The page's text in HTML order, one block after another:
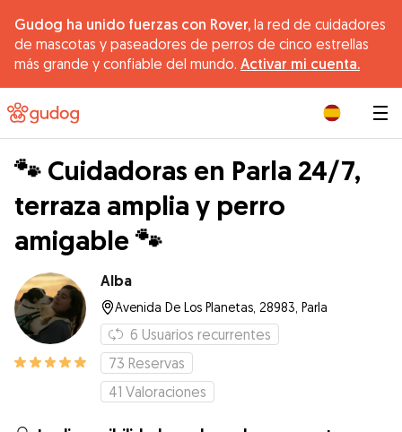
Gudog ha unido fuerzas con Rover, la red de cuidadores
de mascotas y paseadores de perros de cinco estrellas
más grande y confiable del mundo. Activar mi cuenta.
🐾 Cuidadoras en Parla 24/7,
terraza amplia y perro
amigable 🐾
Alba
Avenida De Los Planetas, 28983, Parla
6 Usuarios recurrentes
73 Reservas
41 Valoraciones